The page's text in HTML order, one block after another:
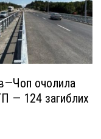
очолила
— 124 загиблих